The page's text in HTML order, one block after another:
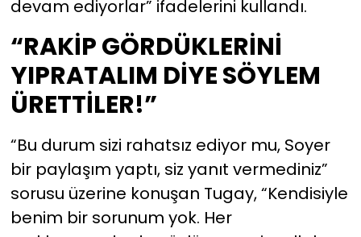
devam ediyorlar” ifadelerini kullandı.
“RAKİP GÖRDÜKLERİNİ
YIPRATALIM DİYE SÖYLEM
ÜRETTİLER!”
“Bu durum sizi rahatsız ediyor mu, Soyer
bir paylaşım yaptı, siz yanıt vermediniz”
sorusu üzerine konuşan Tugay, “Kendisiyle
benim bir sorunum yok. Her